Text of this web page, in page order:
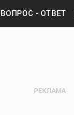
ВОПРОС - ОТВЕТ